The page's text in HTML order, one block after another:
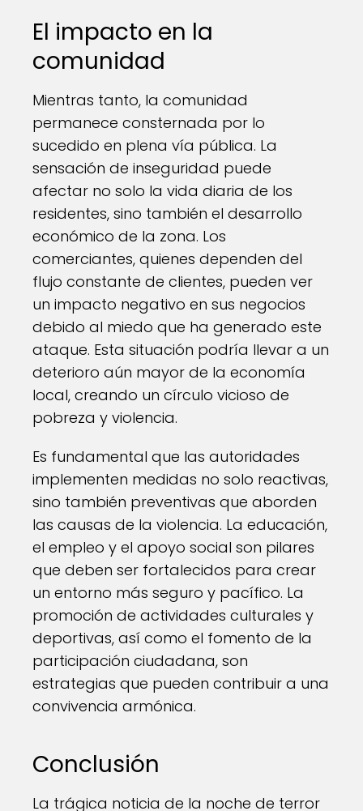
El impacto en la
comunidad
Mientras tanto, la comunidad
permanece consternada por lo
sucedido en plena vía pública. La
sensación de inseguridad puede
afectar no solo la vida diaria de los
residentes, sino también el desarrollo
económico de la zona. Los
comerciantes, quienes dependen del
flujo constante de clientes, pueden ver
un impacto negativo en sus negocios
debido al miedo que ha generado este
ataque. Esta situación podría llevar a un
deterioro aún mayor de la economía
local, creando un círculo vicioso de
pobreza y violencia.
Es fundamental que las autoridades
implementen medidas no solo reactivas,
sino también preventivas que aborden
las causas de la violencia. La educación,
el empleo y el apoyo social son pilares
que deben ser fortalecidos para crear
un entorno más seguro y pacífico. La
promoción de actividades culturales y
deportivas, así como el fomento de la
participación ciudadana, son
estrategias que pueden contribuir a una
convivencia armónica.
Conclusión
La trágica noticia de la noche de terror